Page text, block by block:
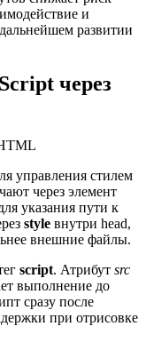
и
развитии
через
управления стилем
через элемент
указания пути к
style внутри head,
внешние файлы.
script. Атрибут src
выполнение до
сразу после
при отрисовке